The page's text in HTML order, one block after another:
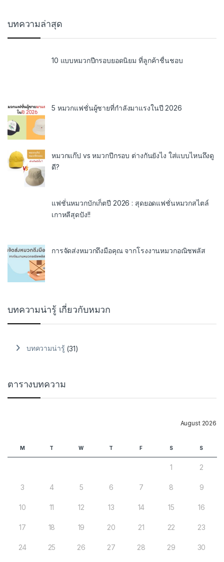
บทความล่าสุด
10 แบบหมวกปีกรอบยอดนิยม ที่ลูกค้าชื่นชอบ
5 หมวกแฟชั่นผู้ชายที่กำลังมาแรงในปี 2026
หมวกแก๊ป vs หมวกปีกรอบ ต่างกันยังไง ใส่แบบไหนถึงดู
ดี?
แฟชั่นหมวกบักเก็ตปี 2026 : สุดยอดแฟชั่นหมวกสไตล์
เกาหลีสุดปัง!!
การจัดส่งหมวกถึงมือคุณ จากโรงงานหมวกอณิชพลัส
บทความน่ารู้ เกี่ยวกับหมวก
บทความน่ารู้(31)
ตารางบทความ
August 2026
M T W T F S S
1 2
3 4 5 6 7 8 9
10 11 12 13 14 15 16
17 18 19 20 21 22 23
24 25 26 27 28 29 30